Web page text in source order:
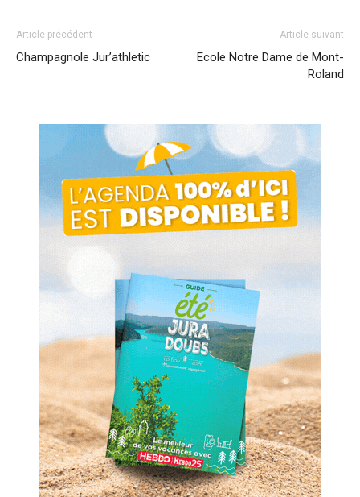
Article précédent
Champagnole Jur’athletic
Article suivant
Ecole Notre Dame de Mont-
Roland